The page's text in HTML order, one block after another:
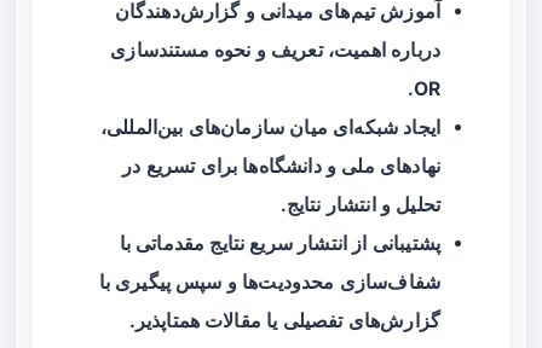
آموزش تیم‌های میدانی و گزارش‌دهندگان
درباره اهمیت، تعریف و نحوه مستندسازی
OR.
ایجاد شبکه‌ای میان سازمان‌های بین‌المللی،
نهادهای ملی و دانشگاه‌ها برای تسریع در
تحلیل و انتشار نتایج.
پشتیبانی از انتشار سریع نتایج مقدماتی با
شفاف‌سازی محدودیت‌ها و سپس پیگیری با
گزارش‌های تفصیلی یا مقالات همتاپذیر.